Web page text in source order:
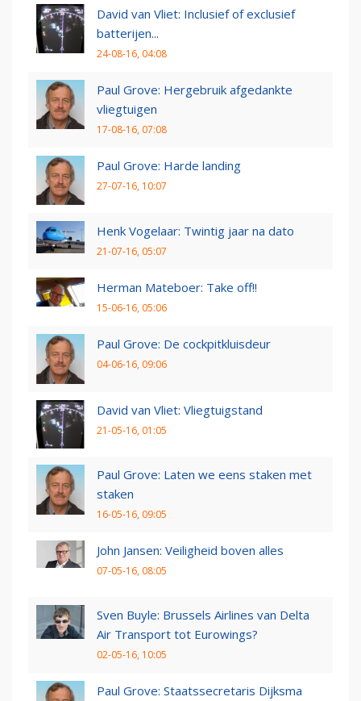
David van Vliet: Inclusief of exclusief
batterijen...
24-08-16, 04:08
Paul Grove: Hergebruik afgedankte
vliegtuigen
17-08-16, 07:08
Paul Grove: Harde landing
27-07-16, 10:07
Henk Vogelaar: Twintig jaar na dato
21-07-16, 05:07
Herman Mateboer: Take off!!
15-06-16, 05:06
Paul Grove: De cockpitkluisdeur
04-06-16, 09:06
David van Vliet: Vliegtuigstand
21-05-16, 01:05
Paul Grove: Laten we eens staken met
staken
16-05-16, 09:05
John Jansen: Veiligheid boven alles
07-05-16, 08:05
Sven Buyle: Brussels Airlines van Delta
Air Transport tot Eurowings?
02-05-16, 10:05
Paul Grove: Staatssecretaris Dijksma